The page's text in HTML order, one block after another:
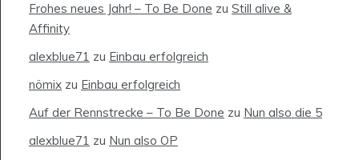
Frohes neues Jahr! – To Be Done zu Still alive &
Affinity
alexblue71 zu Einbau erfolgreich
nömix zu Einbau erfolgreich
Auf der Rennstrecke – To Be Done zu Nun also die 5
alexblue71 zu Nun also OP